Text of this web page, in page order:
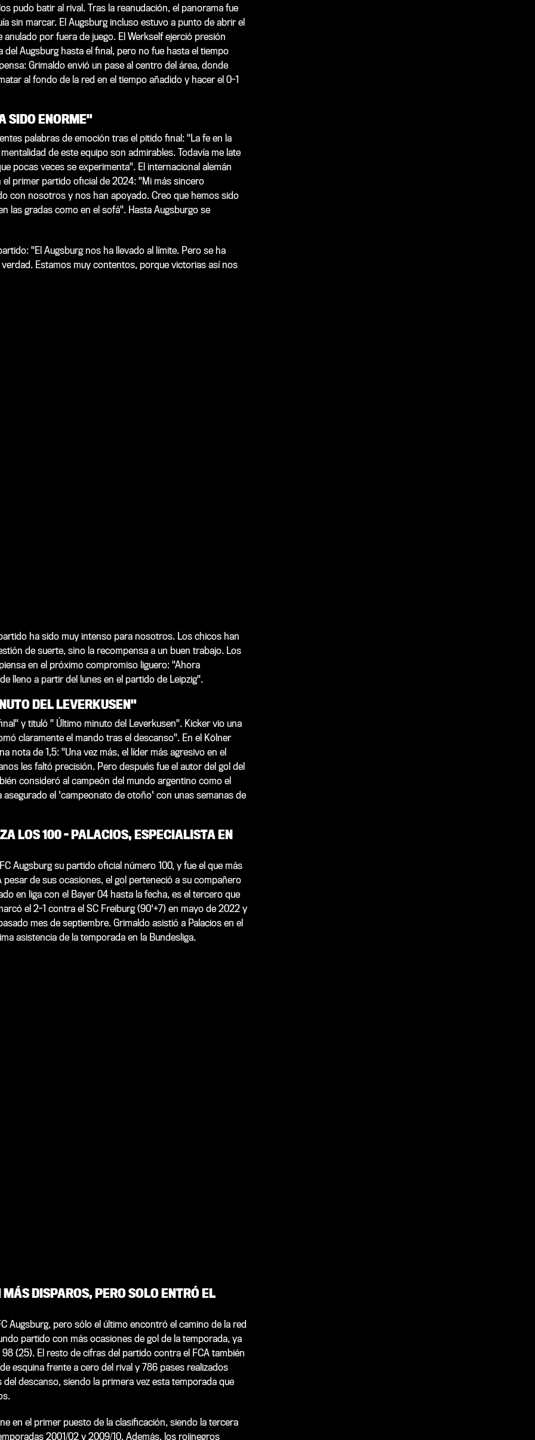
pudo batir al rival. Tras la reanudación, el panorama fue
sin marcar. El Augsburg incluso estuvo a punto de abrir el
por fuera de juego. El Werkself ejerció presión
Augsburg hasta el final, pero no fue hasta el tiempo
Grimaldo envió un pase al centro del área, donde
al fondo de la red en el tiempo añadido y hacer el 0-1
SIDO ENORME"
palabras de emoción tras el pitido final: "La fe en la
de este equipo son admirables. Todavía me late
pocas veces se experimenta". El internacional alemán
primer partido oficial de 2024: "Mi más sincero
con nosotros y nos han apoyado. Creo que hemos sido
las gradas como en el sofá". Hasta Augsburgo se
"El Augsburg nos ha llevado al límite. Pero se ha
Estamos muy contentos, porque victorias así nos
ha sido muy intenso para nosotros. Los chicos han
de suerte, sino la recompensa a un buen trabajo. Los
en el próximo compromiso liguero: "Ahora
lleno a partir del lunes en el partido de Leipzig".
DEL LEVERKUSEN"
y tituló " Último minuto del Leverkusen". Kickervio una
claramente el mando tras el descanso". En el Kölner
nota de 1,5: "Una vez más, el líder más agresivo en el
les faltó precisión. Pero después fue el autor del gol del
consideró al campeón del mundo argentino como el
el 'campeonato de otoño' con unas semanas de
LOS 100 - PALACIOS, ESPECIALISTA EN
Augsburg su partido oficial número 100, y fue el que más
de sus ocasiones, el gol perteneció a su compañero
en liga con el Bayer 04 hasta la fecha, es el tercero que
el 2-1 contra el SC Freiburg (90'+7) en mayo de 2022 y
mes de septiembre. Grimaldo asistió a Palacios en el
asistencia de la temporada en la Bundesliga.
DISPAROS, PERO SOLO ENTRÓ EL
Augsburg, pero sólo el último encontró el camino de la red
partido con más ocasiones de gol de la temporada, ya
(25). El resto de cifras del partido contra el FCA también
esquina frente a cero del rival y 786 pases realizados
descanso, siendo la primera vez esta temporada que
en el primer puesto de la clasificación, siendo la tercera
2001/02 y 2009/10. Además, los rojinegros